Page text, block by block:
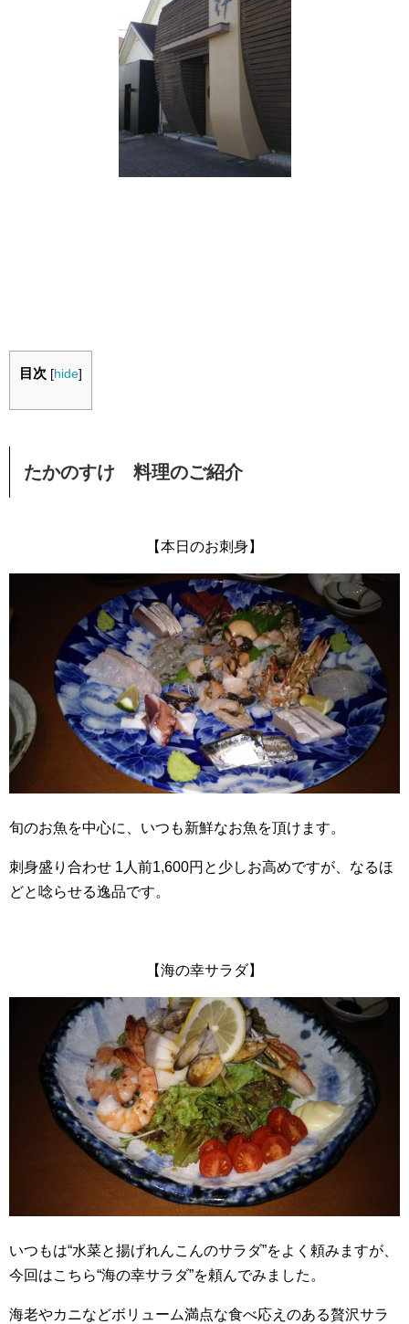
目次 [hide]
たかのすけ 料理のご紹介
【本日のお刺身】
旬のお魚を中心に、いつも新鮮なお魚を頂けます。
刺身盛り合わせ 1人前1,600円と少しお高めですが、なるほ
どと唸らせる逸品です。
【海の幸サラダ】
いつもは“水菜と揚げれんこんのサラダ”をよく頼みますが、
今回はこちら“海の幸サラダ”を頼んでみました。
海老やカニなどボリューム満点な食べ応えのある贅沢サラ